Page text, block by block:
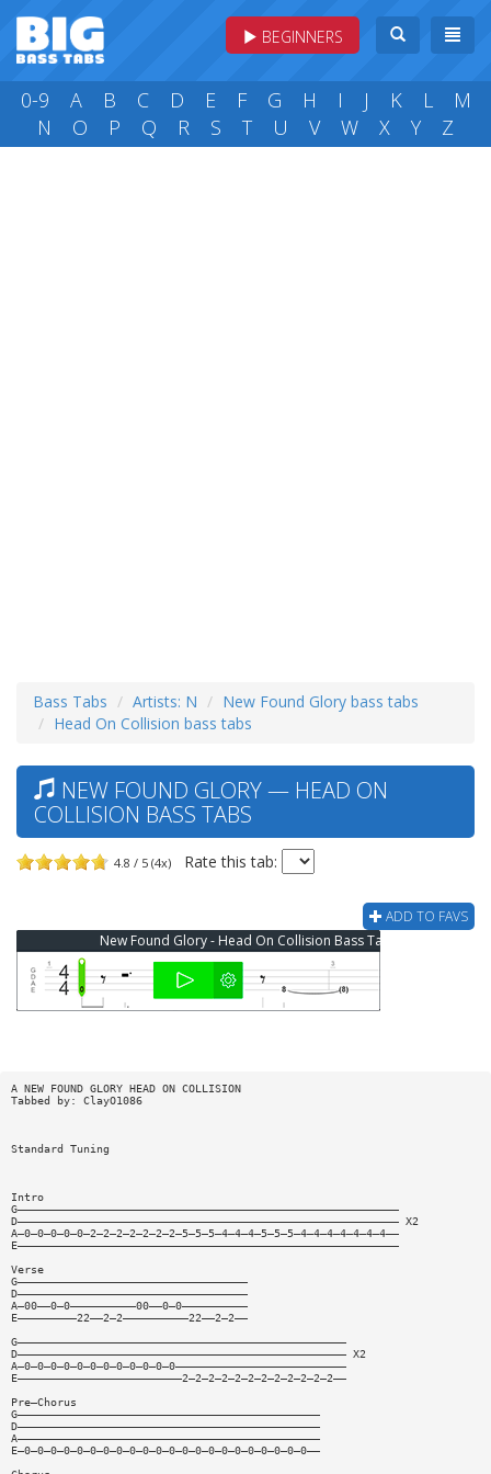
BEGINNERS
0-9 A B C D E F G H I J K L
M
N
O P Q R S T U V W X Y Z
Bass Tabs Artists: N
New Found Glory bass tabs
Head On Collision bass tabs
NEW FOUND GLORY — HEAD ON
COLLISION BASS TABS
4.8 / 5 (4x) Rate this tab:
ADD TO FAVS
New Found Glory - Head On Collision Bass Tab
A NEW FOUND GLORY HEAD ON COLLISION
Tabbed by: ClayO1086
Standard Tuning
Intro
G——————————————————————————————————————————————————————————
D—————————————————————————————————————————————————————————— X2
A—0—0—0—0—0—2—2—2—2—2—2—2—5—5—5—4—4—4—5—5—5—4—4—4—4—4—4—4——
E——————————————————————————————————————————————————————————
Verse
G———————————————————————————————————
D———————————————————————————————————
A—00——0—0——————————00——0—0——————————
E—————————22——2—2——————————22——2—2——
G——————————————————————————————————————————————————
D—————————————————————————————————————————————————— X2
A—0—0—0—0—0—0—0—0—0—0—0—0——————————————————————————
E—————————————————————————2—2—2—2—2—2—2—2—2—2—2—2——
Pre—Chorus
G——————————————————————————————————————————————
D——————————————————————————————————————————————
A——————————————————————————————————————————————
E—0—0—0—0—0—0—0—0—0—0—0—0—0—0—0—0—0—0—0—0—0—0——